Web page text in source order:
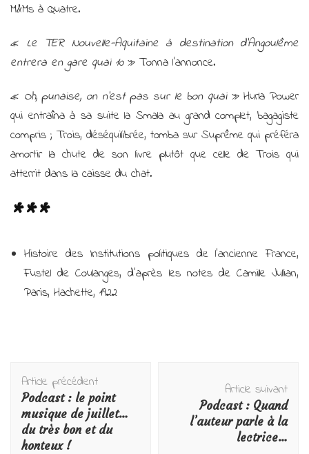
M&Ms à Quatre.
« Le TER Nouvelle-Aquitaine à destination d’Angoulême
entrera en gare quai 10» Tonna l’annonce.
« Oh, punaise, on n’est pas sur le bon quai » Hurla Power
qui entraîna à sa suite la Smala au grand complet, bagagiste
compris ; Trois, déséquilibrée, tomba sur Suprême qui préféra
amortir la chute de son livre plutôt que celle de Trois qui
atterrit dans la caisse du chat.
***
Histoire des Institutions politiques de l’ancienne France,
Fustel de Coulanges, d’après les notes de Camille Jullian,
Paris, Hachette, 1922
d'article
Article précédent
Podcast : le point
musique de juillet…
du très bon et du
honteux !
Article suivant
Podcast : Quand
l’auteur parle à la
lectrice…